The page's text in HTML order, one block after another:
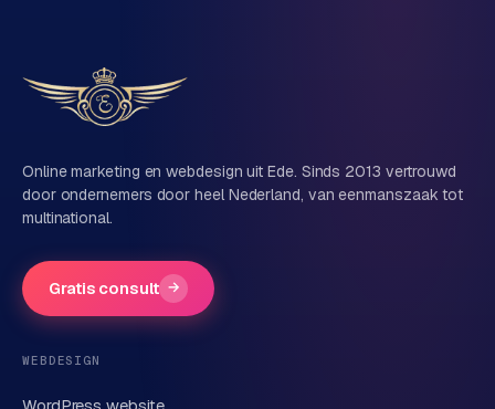
Vertel ons over je project
Naam
Bedrijfsnaam
Telefoonnummer(optioneel)
Online marketing en webdesign uit Ede. Sinds 2013 vertrouwd
door ondernemers door heel Nederland, van eenmanszaak tot
multinational.
Gratis consult →
WEBDESIGN